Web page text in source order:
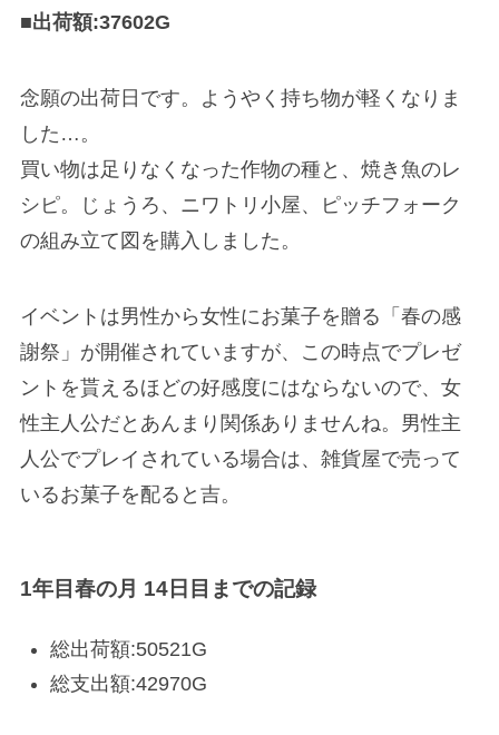
■出荷額:37602G
念願の出荷日です。ようやく持ち物が軽くなりま
した…。
買い物は足りなくなった作物の種と、焼き魚のレ
シピ。じょうろ、ニワトリ小屋、ピッチフォーク
の組み立て図を購入しました。
イベントは男性から女性にお菓子を贈る「春の感
謝祭」が開催されていますが、この時点でプレゼ
ントを貰えるほどの好感度にはならないので、女
性主人公だとあんまり関係ありませんね。男性主
人公でプレイされている場合は、雑貨屋で売って
いるお菓子を配ると吉。
1年目春の月 14日目までの記録
総出荷額:50521G
総支出額:42970G